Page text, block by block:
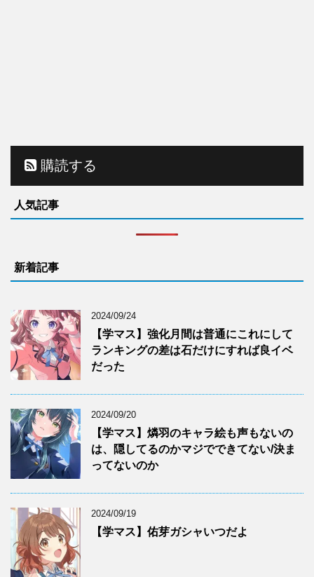
購読する
人気記事
新着記事
2024/09/24
【学マス】強化月間は普通にこれにして
ランキングの差は石だけにすれば良イベ
だった
2024/09/20
【学マス】燐羽のキャラ絵も声もないの
は、隠してるのかマジでできてない/決ま
ってないのか
2024/09/19
【学マス】佑芽ガシャいつだよ